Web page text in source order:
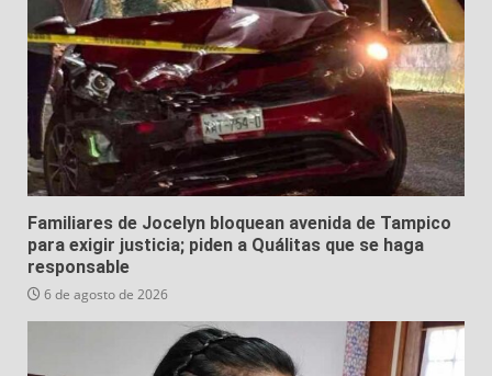
Familiares de Jocelyn bloquean avenida de Tampico
para exigir justicia; piden a Quálitas que se haga
responsable
6 de agosto de 2026